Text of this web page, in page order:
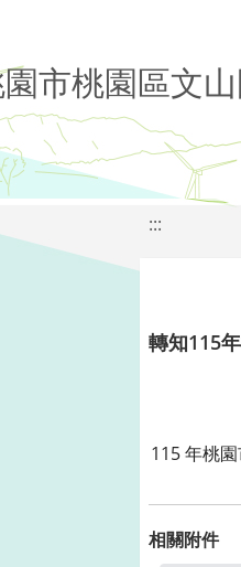
市桃園區文
:::
轉知115
115 年桃
相關附件